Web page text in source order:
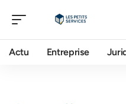
Actu Entreprise